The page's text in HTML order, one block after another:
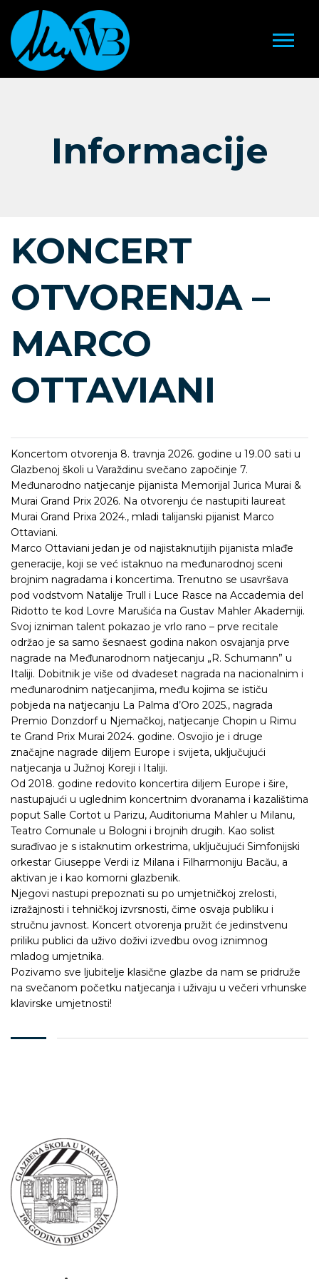
Informacije
KONCERT
OTVORENJA –
MARCO
OTTAVIANI
Koncertom otvorenja 8. travnja 2026. godine u 19.00 sati u
Glazbenoj školi u Varaždinu svečano započinje 7.
Međunarodno natjecanje pijanista Memorijal Jurica Murai &
Murai Grand Prix 2026. Na otvorenju će nastupiti laureat
Murai Grand Prixa 2024., mladi talijanski pijanist Marco
Ottaviani.
Marco Ottaviani jedan je od najistaknutijih pijanista mlađe
generacije, koji se već istaknuo na međunarodnoj sceni
brojnim nagradama i koncertima. Trenutno se usavršava
pod vodstvom Natalije Trull i Luce Rasce na Accademia del
Ridotto te kod Lovre Marušića na Gustav Mahler Akademiji.
Svoj izniman talent pokazao je vrlo rano – prve recitale
održao je sa samo šesnaest godina nakon osvajanja prve
nagrade na Međunarodnom natjecanju „R. Schumann” u
Italiji. Dobitnik je više od dvadeset nagrada na nacionalnim i
međunarodnim natjecanjima, među kojima se ističu
pobjeda na natjecanju La Palma d’Oro 2025., nagrada
Premio Donzdorf u Njemačkoj, natjecanje Chopin u Rimu
te Grand Prix Murai 2024. godine. Osvojio je i druge
značajne nagrade diljem Europe i svijeta, uključujući
natjecanja u Južnoj Koreji i Italiji.
Od 2018. godine redovito koncertira diljem Europe i šire,
nastupajući u uglednim koncertnim dvoranama i kazalištima
poput Salle Cortot u Parizu, Auditoriuma Mahler u Milanu,
Teatro Comunale u Bologni i brojnih drugih. Kao solist
surađivao je s istaknutim orkestrima, uključujući Simfonijski
orkestar Giuseppe Verdi iz Milana i Filharmoniju Bacău, a
aktivan je i kao komorni glazbenik.
Njegovi nastupi prepoznati su po umjetničkoj zrelosti,
izražajnosti i tehničkoj izvrsnosti, čime osvaja publiku i
stručnu javnost. Koncert otvorenja pružit će jedinstvenu
priliku publici da uživo doživi izvedbu ovog iznimnog
mladog umjetnika.
Pozivamo sve ljubitelje klasične glazbe da nam se pridruže
na svečanom početku natjecanja i uživaju u večeri vrhunske
klavirske umjetnosti!